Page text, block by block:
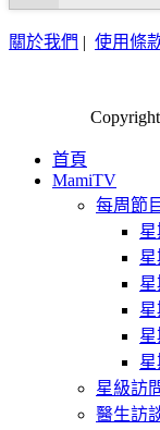
關於我們 | 使用條
首頁
MamiTV
每周節
星
星級訪
醫生訪